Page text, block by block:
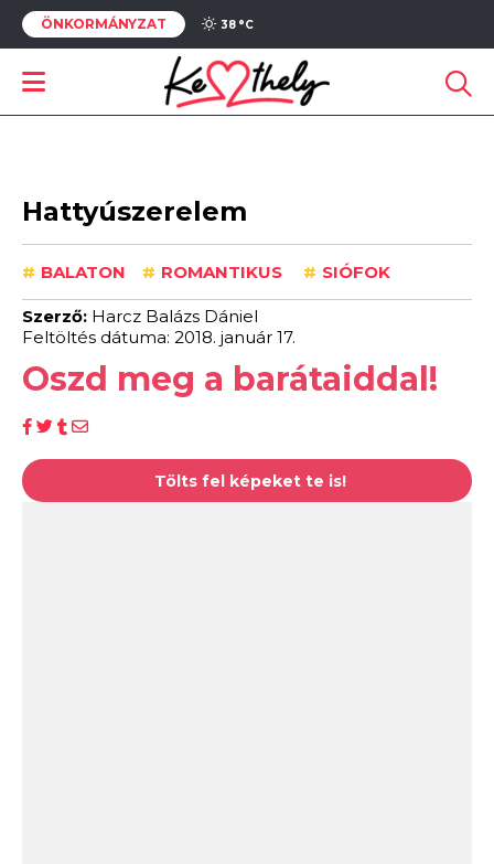
ÖNKORMÁNYZAT 38 °C
Hattyúszerelem
# BALATON # ROMANTIKUS # SIÓFOK
Szerző: Harcz Balázs Dániel
Feltöltés dátuma: 2018. január 17.
Oszd meg a barátaiddal!
Tölts fel képeket te is!